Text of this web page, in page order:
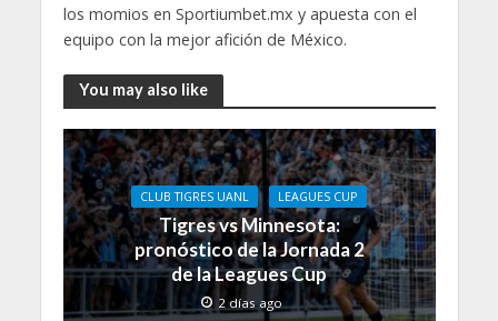
los momios en Sportiumbet.mx y apuesta con el
equipo con la mejor afición de México.
You may also like
CLUB TIGRES UANL LEAGUES CUP
Tigres vs Minnesota:
pronóstico de la Jornada 2
de la Leagues Cup
2 días ago